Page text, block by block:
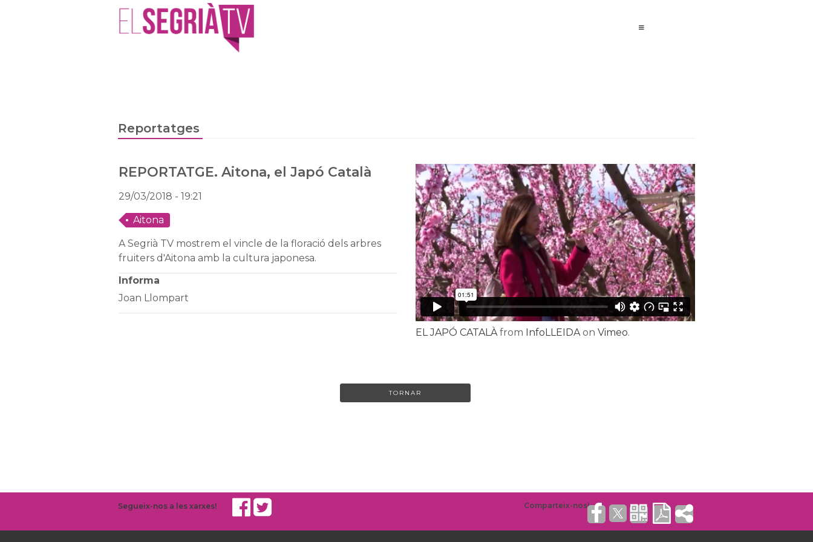
Reportatges
REPORTATGE. Aitona, el Japó Català
29/03/2018 - 19:21
Aitona
A Segrià TV mostrem el vincle de la floració dels arbres
fruiters d'Aitona amb la cultura japonesa.
EL JAPÓ CATALÀfrom InfoLLEIDAon Vimeo.
Informa
Joan Llompart
TORNAR
Segueix-nos a les xarxes!